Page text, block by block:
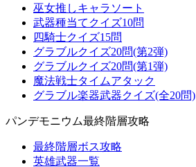
巫女推しキャラソート
武器種当てクイズ10問
四騎士クイズ15問
グラブルクイズ20問(第2弾)
グラブルクイズ20問(第1弾)
魔法戦士タイムアタック
グラブル楽器武器クイズ(全20問)
パンデモニウム最終階層攻略
最終階層ボス攻略
英雄武器一覧